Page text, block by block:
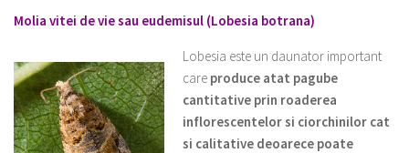
Molia vitei de vie sau eudemisul (Lobesia botrana)
Lobesia este un daunator important
care produce atat pagube
cantitative prin roaderea
inflorescentelor si ciorchinilor cat
si calitative deoarece poate